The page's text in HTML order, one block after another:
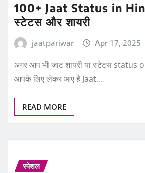
100+ Jaat Status in
स्टेटस और शायरी
jaatpariwar Apr 17, 2025
अगर आप भी जाट शायरी या स्टेटस status
आपके लिए लेकर आए है Jaat…
READ MORE
स्पेशल